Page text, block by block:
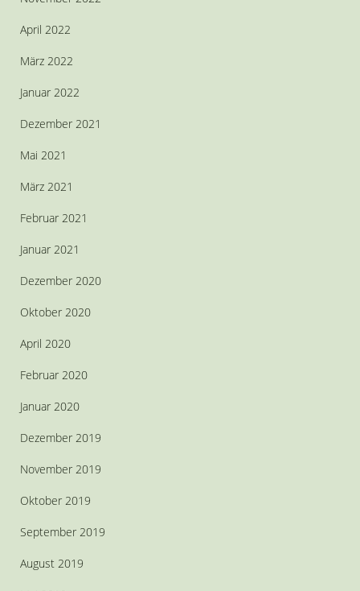
April 2022
März 2022
Januar 2022
Dezember 2021
Mai 2021
März 2021
Februar 2021
Januar 2021
Dezember 2020
Oktober 2020
April 2020
Februar 2020
Januar 2020
Dezember 2019
November 2019
Oktober 2019
September 2019
August 2019